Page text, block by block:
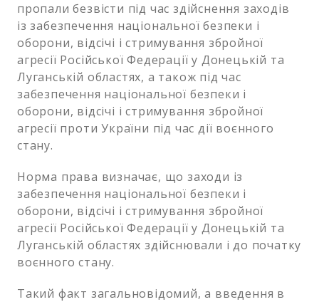
пропали безвісти під час здійснення заходів
із забезпечення національної безпеки і
оборони, відсічі і стримування збройної
агресії Російської Федерації у Донецькій та
Луганській областях, а також під час
забезпечення національної безпеки і
оборони, відсічі і стримування збройної
агресії проти України під час дії воєнного
стану.
Норма права визначає, що заходи із
забезпечення національної безпеки і
оборони, відсічі і стримування збройної
агресії Російської Федерації у Донецькій та
Луганській областях здійснювали і до початку
воєнного стану.
Такий факт загальновідомий, а введення в